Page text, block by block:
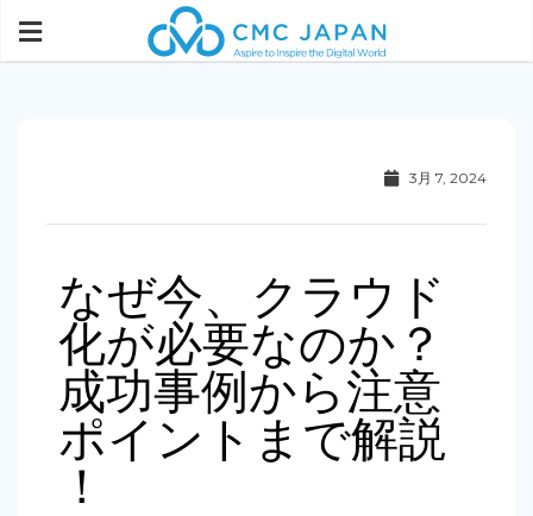
3月 7, 2024
なぜ今、クラウド
化が必要なのか？
成功事例から注意
ポイントまで解説
！